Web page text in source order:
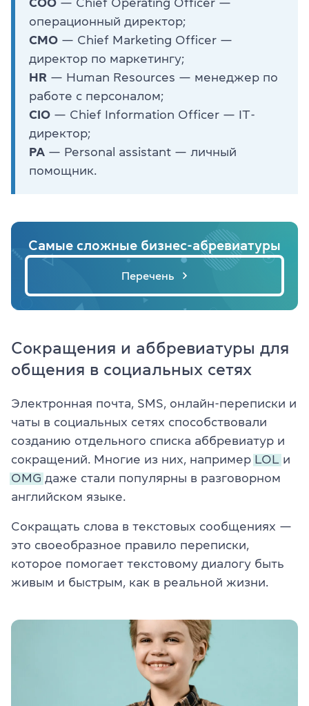
операционный директор;
CMО — Chief Marketing Officer —
директор по маркетингу;
HR — Human Resources — менеджер по
работе с персоналом;
CIO — Chief Information Officer — IТ-
директор;
PA — Personal assistant — личный
помощник.
Самые сложные бизнес-абревиатуры
Перечень
Сокращения и аббревиатуры для
общения в социальных сетях
Электронная почта, SMS, онлайн-переписки и
чаты в социальных сетях способствовали
созданию отдельного списка аббревиатур и
сокращений. Многие из них, например LOL
и
OMG даже стали популярны в разговорном
английском языке.
Сокращать слова в текстовых сообщениях —
это своеобразное правило переписки,
которое помогает текстовому диалогу быть
живым и быстрым, как в реальной жизни.